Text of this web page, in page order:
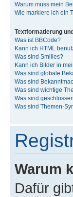
Warum muss mein
Wie markiere ich ein
Textformatierung
Was ist BBCode?
Kann ich HTML
Was sind Smilies?
Kann ich Bilder in
Was sind globale
Was sind
Was sind wichtige
Was sind
Was sind Themen-
Warum
Dafür